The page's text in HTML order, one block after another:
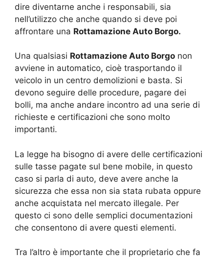
dire diventarne anche i responsabili, sia
nell’utilizzo che anche quando si deve poi
affrontare una Rottamazione Auto Borgo.
Una qualsiasi Rottamazione Auto Borgo non
avviene in automatico, cioè trasportando il
veicolo in un centro demolizioni e basta. Si
devono seguire delle procedure, pagare dei
bolli, ma anche andare incontro ad una serie di
richieste e certificazioni che sono molto
importanti.
La legge ha bisogno di avere delle certificazioni
sulle tasse pagate sul bene mobile, in questo
caso si parla di auto, deve avere anche la
sicurezza che essa non sia stata rubata oppure
anche acquistata nel mercato illegale. Per
questo ci sono delle semplici documentazioni
che consentono di avere questi elementi.
Tra l’altro è importante che il proprietario che fa